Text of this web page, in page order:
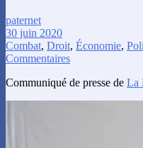
paternet
30 juin 2020
Combat, Droit, Économie,
Commentaires
Communiqué de presse de La